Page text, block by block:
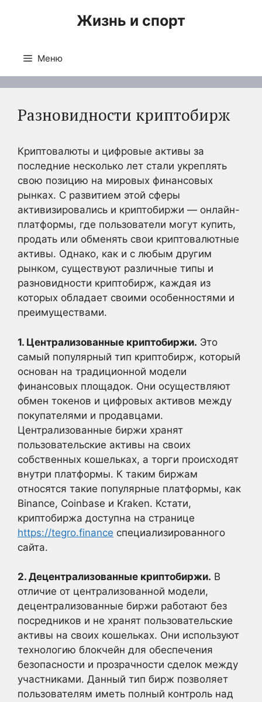
Жизнь и спорт
Меню
Разновидности криптобирж
Криптовалюты и цифровые активы за
последние несколько лет стали укреплять
свою позицию на мировых финансовых
рынках. С развитием этой сферы
активизировались и криптобиржи — онлайн-
платформы, где пользователи могут купить,
продать или обменять свои криптовалютные
активы. Однако, как и с любым другим
рынком, существуют различные типы и
разновидности криптобирж, каждая из
которых обладает своими особенностями и
преимуществами.
1. Централизованные криптобиржи. Это
самый популярный тип криптобирж, который
основан на традиционной модели
финансовых площадок. Они осуществляют
обмен токенов и цифровых активов между
покупателями и продавцами.
Централизованные биржи хранят
пользовательские активы на своих
собственных кошельках, а торги происходят
внутри платформы. К таким биржам
относятся такие популярные платформы, как
Binance, Coinbase и Kraken. Кстати,
криптобиржа доступна на странице
https://tegro.finance специализированного
сайта.
2. Децентрализованные криптобиржи. В
отличие от централизованной модели,
децентрализованные биржи работают без
посредников и не хранят пользовательские
активы на своих кошельках. Они используют
технологию блокчейн для обеспечения
безопасности и прозрачности сделок между
участниками. Данный тип бирж позволяет
пользователям иметь полный контроль над